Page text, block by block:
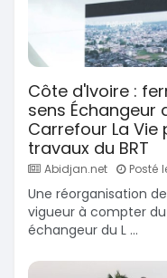
Côte d'Ivoire :
sens Échangeur
Carrefour La
travaux du BRT
Abidjan.net Posté
Une réorganisation
vigueur à compter du
échangeur du L ...